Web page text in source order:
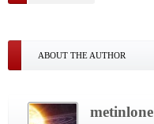
ABOUT THE AUTHOR
metinlone